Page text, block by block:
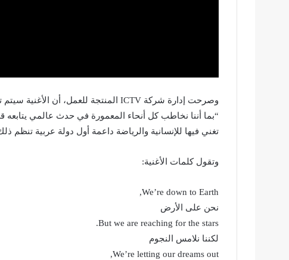
تغني فيها للإنسانية والرياضة داعمة أول دولة عربية تنظم
وتقول كلمات الأغنية:
We’re down to Earth,
نحن على الأرض
But we are reaching for the stars.
لكننا نلامس النجوم
We’re letting our dreams out,